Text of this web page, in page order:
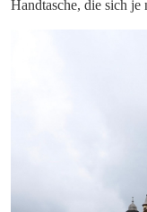
Handtasche, die sich je